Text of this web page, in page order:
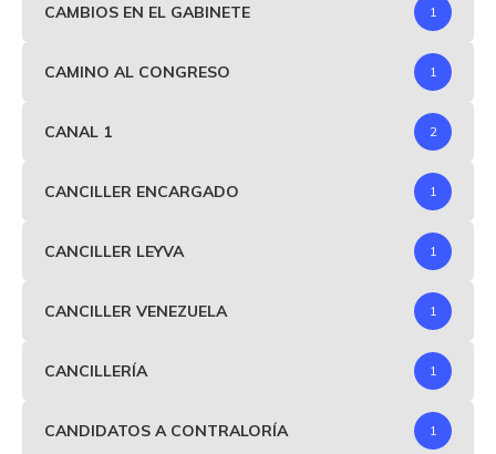
CAMBIOS EN EL GABINETE 1
CAMINO AL CONGRESO 1
CANAL 1 2
CANCILLER ENCARGADO 1
CANCILLER LEYVA 1
CANCILLER VENEZUELA 1
CANCILLERÍA 1
CANDIDATOS A CONTRALORÍA 1